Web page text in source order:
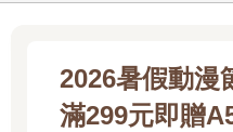
「世事變化。」Jean道：「我
變。不過我最近聽到一個奇怪
盟，不知這是真是假？」
2026暑假動漫
滿299元即贈